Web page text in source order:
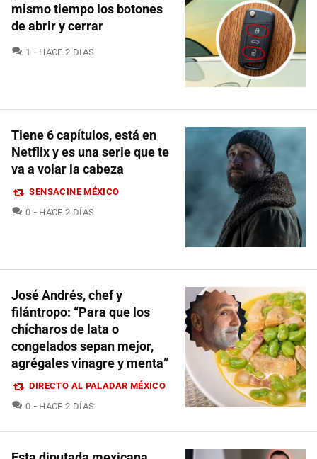
mismo tiempo los botones
de abrir y cerrar
1 COMENTARIOS
HACE 2 DÍAS
Tiene 6 capítulos, está en
Netflix y es una serie que te
va a volar la cabeza
SENSACINE MÉXICO
0 COMENTARIOS
HACE 2 DÍAS
José Andrés, chef y
filántropo: “Para que los
chícharos de lata o
congelados sepan mejor,
agrégales vinagre y menta”
DIRECTO AL PALADAR MÉXICO
0 COMENTARIOS
HACE 2 DÍAS